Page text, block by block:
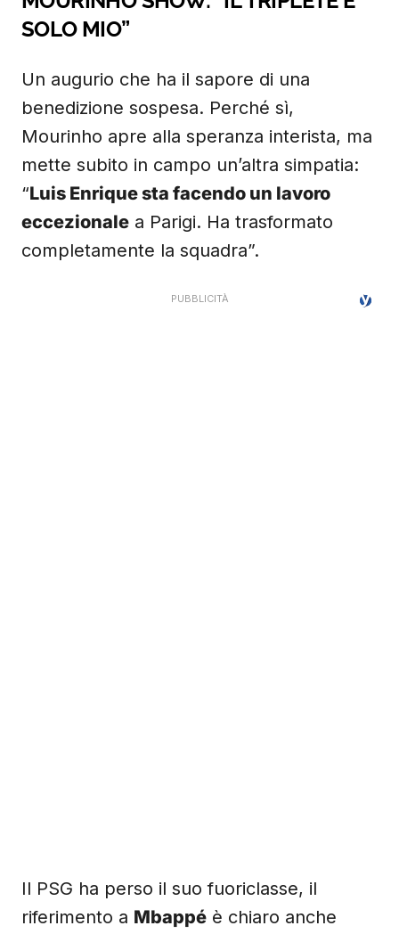
SOLO MIO”
Un augurio che ha il sapore di una
benedizione sospesa. Perché sì,
Mourinho apre alla speranza interista, ma
mette subito in campo un’altra simpatia:
“Luis Enrique sta facendo un lavoro
eccezionale a Parigi. Ha trasformato
completamente la squadra”.
Il PSG ha perso il suo fuoriclasse, il
riferimento a Mbappé è chiaro anche